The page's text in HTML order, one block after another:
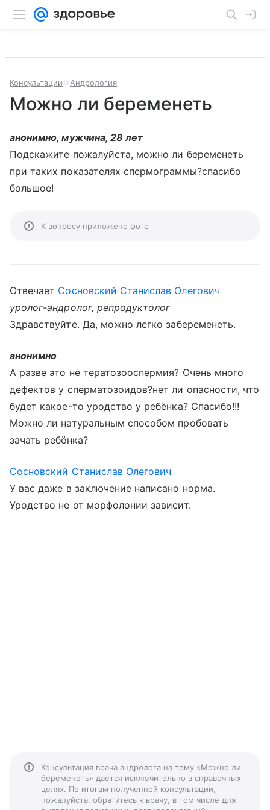
Консультации Андрология
Можно ли беременеть
анонимно, мужчина, 28 лет
Подскажите пожалуйста, можно ли беременеть
при таких показателях спермограммы?спасибо
большое!
К вопросу приложено фото
Отвечает Сосновский Станислав Олегович
уролог-андролог, репродуктолог
Здравствуйте. Да, можно легко забеременеть.
анонимно
А разве это не тератозооспермия? Очень много
дефектов у сперматозоидов?нет ли опасности, что
будет какое-то уродство у ребёнка? Спасибо!!!
Можно ли натуральным способом пробовать
зачать ребёнка?
Сосновский Станислав Олегович
У вас даже в заключение написано норма.
Уродство не от морфолонии зависит.
Консультация врача андролога на тему «Можно ли
беременеть» дается исключительно в справочных
целях. По итогам полученной консультации,
пожалуйста, обратитесь к врачу, в том числе для